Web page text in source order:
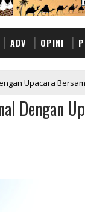
ADV OPINI
Upacara
Dengan